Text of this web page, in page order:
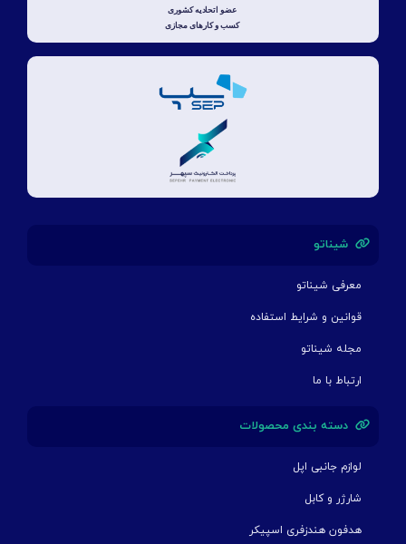
شیناتو
معرفی شیناتو
قوانین و شرایط استفاده
مجله شیناتو
ارتباط با ما
دسته بندی محصولات
لوازم جانبی اپل
شارژر و کابل
هدفون هندزفری اسپیکر